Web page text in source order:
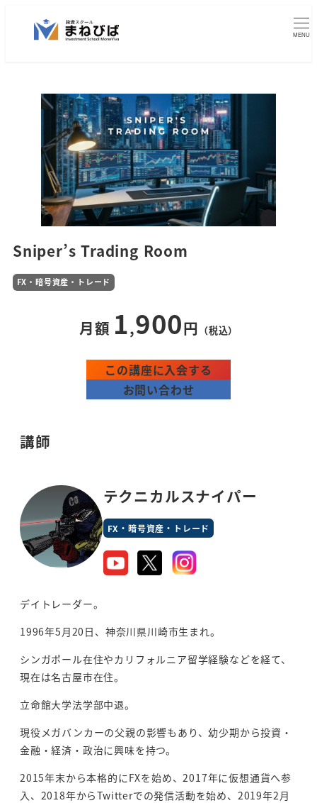
MENU
Sniper’s Trading Room
FX・暗号資産・トレード
月額 1,900円 （税込）
この講座に入会する
お問い合わせ
講師
テクニカルスナイパー
FX・暗号資産・トレード
デイトレーダー。
1996年5月20日、神奈川県川崎市生まれ。
シンガポール在住やカリフォルニア留学経験などを経て、
現在は名古屋市在住。
立命館大学法学部中退。
現役メガバンカーの父親の影響もあり、幼少期から投資・
金融・経済・政治に興味を持つ。
2015年末から本格的にFXを始め、2017年に仮想通貨へ参
入、2018年からTwitterでの発信活動を始め、2019年2月